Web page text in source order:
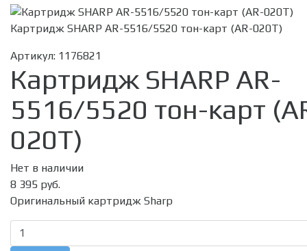
Картридж SHARP AR-5516/5520 тон-карт (AR-020T)
Артикул: 1176821
Картридж SHARP AR-
5516/5520 тон-карт
020T)
Нет в наличии
8 395 руб.
Оригинальный картридж Sharp